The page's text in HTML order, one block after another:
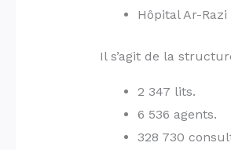
Hôpital Ar-Razi
Il s’agit de la
2 347 lits.
6 536 agents.
328 730